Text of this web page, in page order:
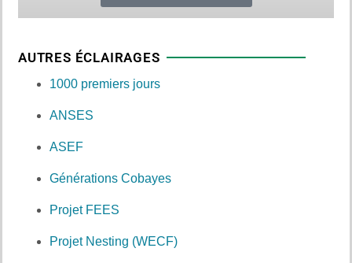
AUTRES ÉCLAIRAGES
1000 premiers jours
ANSES
ASEF
Générations Cobayes
Projet FEES
Projet Nesting (WECF)